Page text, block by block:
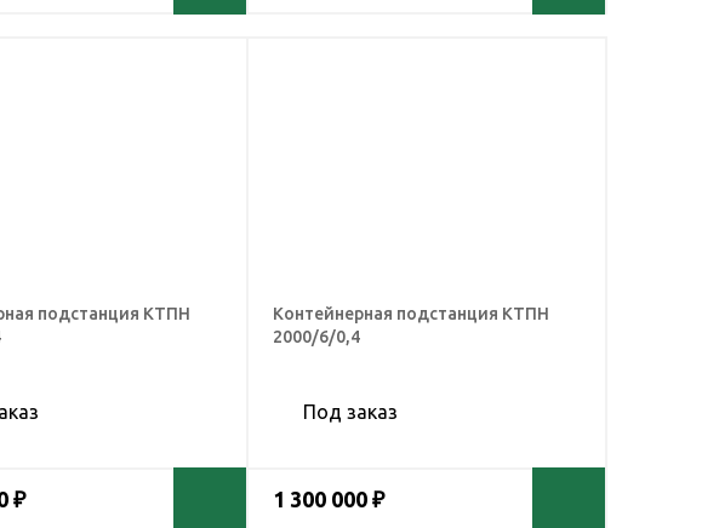
подстанция КТПН
₽
Контейнерная подстанция КТПН
2000/6/0,4
Под заказ
1 300 000 ₽